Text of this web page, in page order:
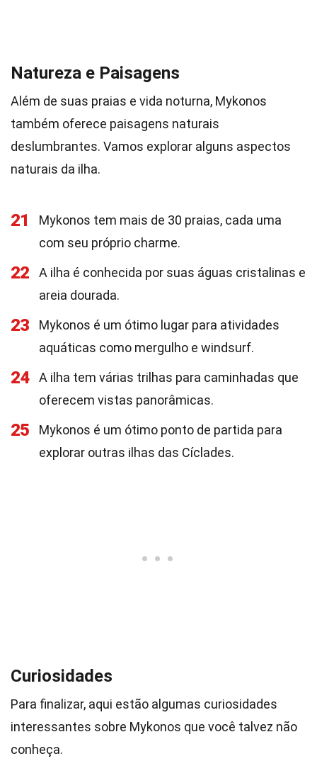
Natureza e Paisagens
Além de suas praias e vida noturna, Mykonos
também oferece paisagens naturais
deslumbrantes. Vamos explorar alguns aspectos
naturais da ilha.
21
Mykonos tem mais de 30 praias, cada uma
com seu próprio charme.
22
A ilha é conhecida por suas águas cristalinas e
areia dourada.
23
Mykonos é um ótimo lugar para atividades
aquáticas como mergulho e windsurf.
24
A ilha tem várias trilhas para caminhadas que
oferecem vistas panorâmicas.
25
Mykonos é um ótimo ponto de partida para
explorar outras ilhas das Cíclades.
Curiosidades
Para finalizar, aqui estão algumas curiosidades
interessantes sobre Mykonos que você talvez não
conheça.